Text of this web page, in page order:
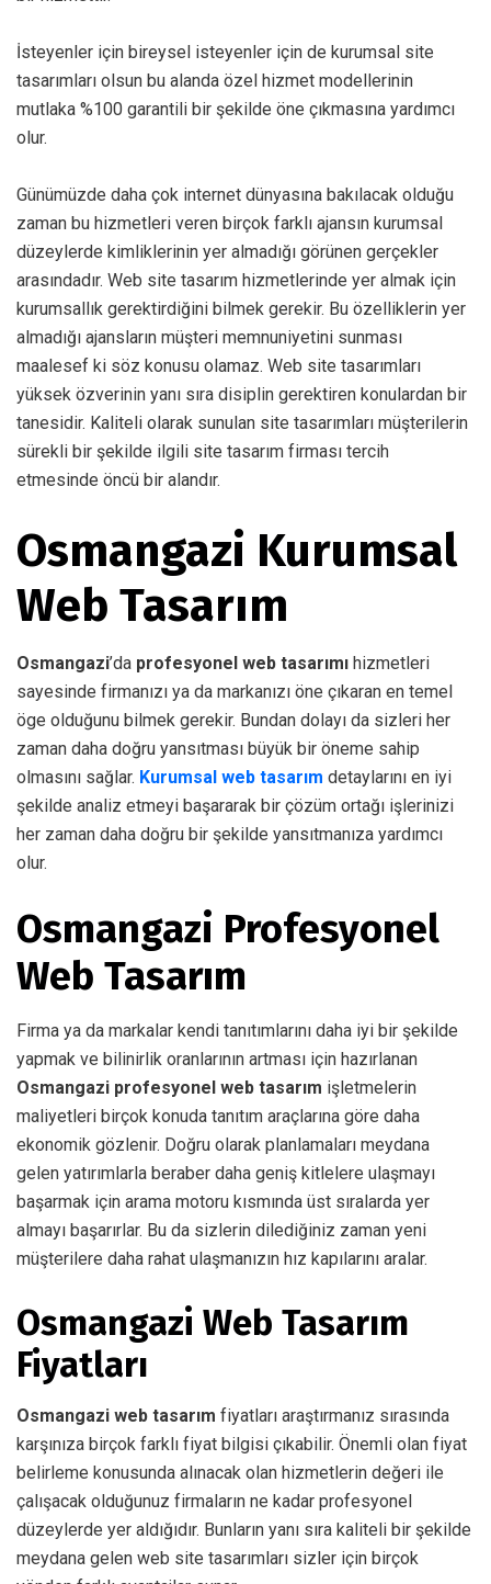
İsteyenler için bireysel isteyenler için de kurumsal site
tasarımları olsun bu alanda özel hizmet modellerinin
mutlaka %100 garantili bir şekilde öne çıkmasına yardımcı
olur.
Günümüzde daha çok internet dünyasına bakılacak olduğu
zaman bu hizmetleri veren birçok farklı ajansın kurumsal
düzeylerde kimliklerinin yer almadığı görünen gerçekler
arasındadır. Web site tasarım hizmetlerinde yer almak için
kurumsallık gerektirdiğini bilmek gerekir. Bu özelliklerin yer
almadığı ajansların müşteri memnuniyetini sunması
maalesef ki söz konusu olamaz. Web site tasarımları
yüksek özverinin yanı sıra disiplin gerektiren konulardan bir
tanesidir. Kaliteli olarak sunulan site tasarımları müşterilerin
sürekli bir şekilde ilgili site tasarım firması tercih
etmesinde öncü bir alandır.
Osmangazi Kurumsal
Web Tasarım
Osmangazi’da profesyonel web tasarımı hizmetleri
sayesinde firmanızı ya da markanızı öne çıkaran en temel
öge olduğunu bilmek gerekir. Bundan dolayı da sizleri her
zaman daha doğru yansıtması büyük bir öneme sahip
olmasını sağlar. Kurumsal web tasarım detaylarını en iyi
şekilde analiz etmeyi başararak bir çözüm ortağı işlerinizi
her zaman daha doğru bir şekilde yansıtmanıza yardımcı
olur.
Osmangazi Profesyonel
Web Tasarım
Firma ya da markalar kendi tanıtımlarını daha iyi bir şekilde
yapmak ve bilinirlik oranlarının artması için hazırlanan
Osmangazi profesyonel web tasarım işletmelerin
maliyetleri birçok konuda tanıtım araçlarına göre daha
ekonomik gözlenir. Doğru olarak planlamaları meydana
gelen yatırımlarla beraber daha geniş kitlelere ulaşmayı
başarmak için arama motoru kısmında üst sıralarda yer
almayı başarırlar. Bu da sizlerin dilediğiniz zaman yeni
müşterilere daha rahat ulaşmanızın hız kapılarını aralar.
Osmangazi Web Tasarım
Fiyatları
Osmangazi web tasarım fiyatları araştırmanız sırasında
karşınıza birçok farklı fiyat bilgisi çıkabilir. Önemli olan fiyat
belirleme konusunda alınacak olan hizmetlerin değeri ile
çalışacak olduğunuz firmaların ne kadar profesyonel
düzeylerde yer aldığıdır. Bunların yanı sıra kaliteli bir şekilde
meydana gelen web site tasarımları sizler için birçok